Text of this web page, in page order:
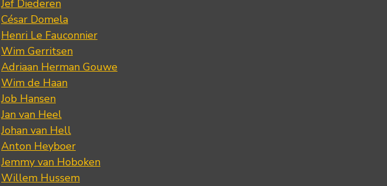
Jef Diederen
César Domela
Henri Le Fauconnier
Wim Gerritsen
Adriaan Herman Gouwe
Wim de Haan
Job Hansen
Jan van Heel
Johan van Hell
Anton Heyboer
Jemmy van Hoboken
Willem Hussem